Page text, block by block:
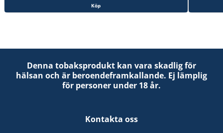
Köp
Denna tobaksprodukt kan vara skadlig för
hälsan och är beroendeframkallande. Ej lämplig
för personer under 18 år.
Kontakta oss